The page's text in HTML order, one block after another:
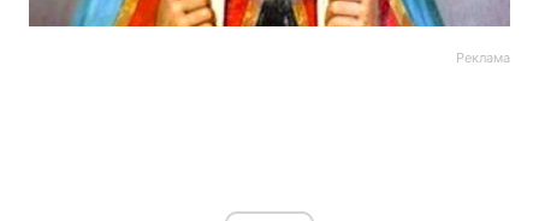
Реклама